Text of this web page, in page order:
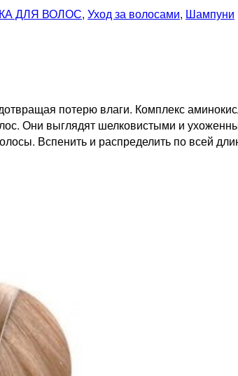
ДЛЯ ВОЛОС, Уход за волосами, Шампуни
потерю влаги. Комплекс
Они выглядят шелковистыми и
Вспенить и распределить по всей